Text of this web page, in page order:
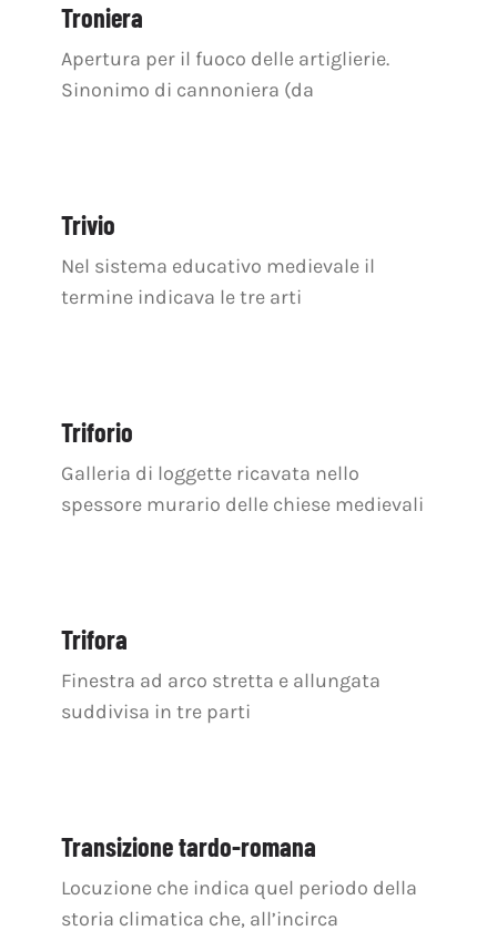
Troniera
Apertura per il fuoco delle artiglierie.
Sinonimo di cannoniera (da
Trivio
Nel sistema educativo medievale il
termine indicava le tre arti
Triforio
Galleria di loggette ricavata nello
spessore murario delle chiese medievali
Trifora
Finestra ad arco stretta e allungata
suddivisa in tre parti
Transizione tardo-romana
Locuzione che indica quel periodo della
storia climatica che, all’incirca